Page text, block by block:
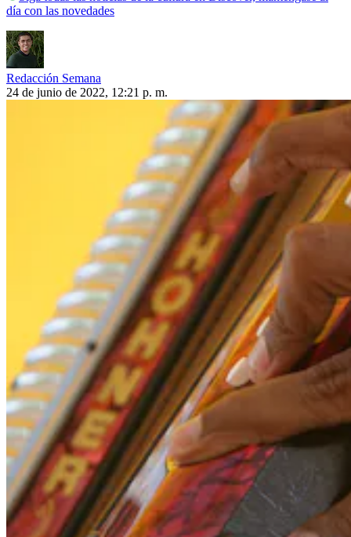
día con las novedades
Redacción Semana
24 de junio de 2022, 12:21 p. m.